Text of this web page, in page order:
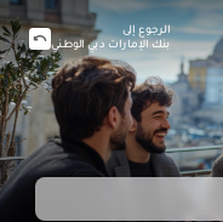
الرجوع إلى
بنك الإمارات دبي الوطني